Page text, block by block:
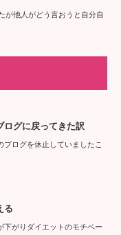
が他人がどう言おうと自分自
ログに戻ってきた訳
ブログを休止していましたこ
る
下がりダイエットのモチベー